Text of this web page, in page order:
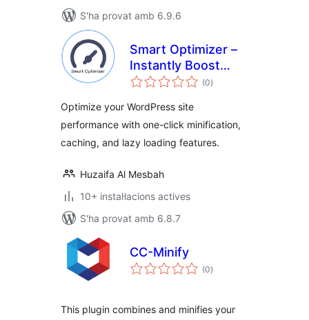
S'ha provat amb 6.9.6
Smart Optimizer –
Instantly Boost
Page Speed with
Optimization
(0puntuacions
totals
)
Optimize your WordPress site
performance with one-click minification,
caching, and lazy loading features.
Huzaifa Al Mesbah
10+ instal·lacions actives
S'ha provat amb 6.8.7
CC-Minify
(0puntuacions
totals
)
This plugin combines and minifies your